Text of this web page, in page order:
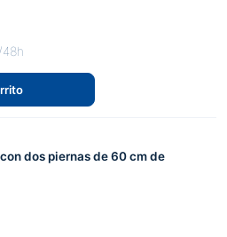
dos piernas de 60 cm de